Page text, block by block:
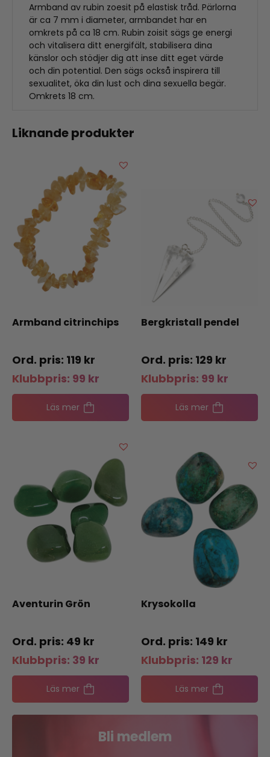
Armband av rubin zoesit på elastisk tråd. Pärlorna
är ca 7 mm i diameter, armbandet har en
omkrets på ca 18 cm. Rubin zoisit sägs ge energi
och vitalisera ditt energifält, stabilisera dina
känslor och stödjer dig att inse ditt eget värde
och din potential. Den sägs också inspirera till
sexualitet, öka din lust och dina sexuella begär.
Omkrets 18 cm.
Liknande produkter
Armband citrinchips
119 kr
Klubbpris: 99 kr
Läs mer
Bergkristall pendel
129 kr
Klubbpris: 99 kr
Läs mer
Aventurin Grön
49 kr
Klubbpris: 39 kr
Läs mer
Krysokolla
149 kr
Klubbpris: 129 kr
Läs mer
Bli medlem